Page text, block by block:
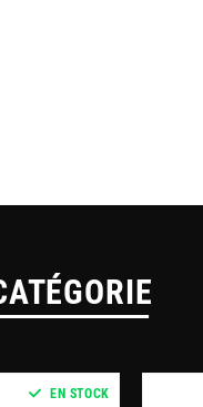
EN STOCK